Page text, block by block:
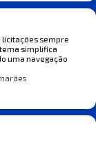
licitações sempre
simplifica
uma navegação